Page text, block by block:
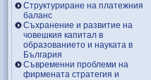
Структуриране на платежния
баланс
Съхранение и развитие на
човешкия капитал в
образованието и науката в
България
Съвременни проблеми на
фирмената стратегия и